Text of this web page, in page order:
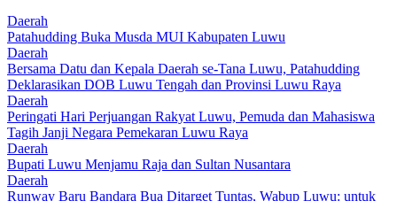
Daerah
Patahudding Buka Musda MUI Kabupaten Luwu
Daerah
Bersama Datu dan Kepala Daerah se-Tana Luwu, Patahudding
Deklarasikan DOB Luwu Tengah dan Provinsi Luwu Raya
Daerah
Peringati Hari Perjuangan Rakyat Luwu, Pemuda dan Mahasiswa
Tagih Janji Negara Pemekaran Luwu Raya
Daerah
Bupati Luwu Menjamu Raja dan Sultan Nusantara
Daerah
Runway Baru Bandara Bua Ditarget Tuntas, Wabup Luwu: untuk